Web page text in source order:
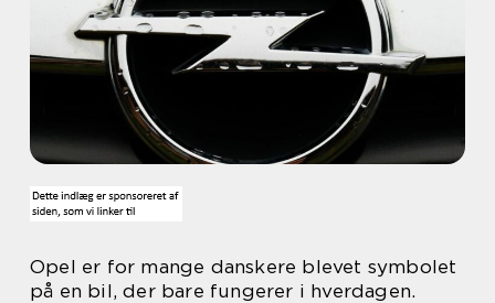
Opel er for mange danskere blevet symbolet
på en bil, der bare fungerer i hverdagen.